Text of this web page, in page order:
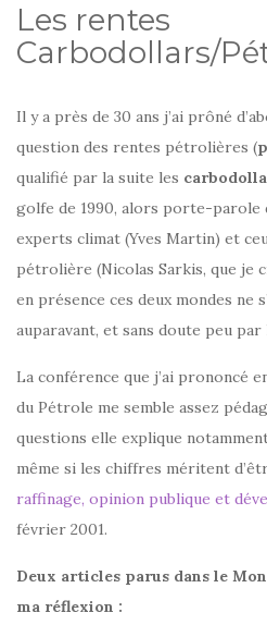
Les rentes
Carbodollars/
Il y a près de 30 ans j’ai prôné
question des rentes pétrolières (
qualifié par la suite les
golfe de 1990, alors porte-parole
experts climat (Yves Martin) et
pétrolière (Nicolas Sarkis, que je
en présence ces deux mondes ne
auparavant, et sans doute peu par
La conférence que j’ai prononcé
du Pétrole me semble assez
questions elle explique
même si les chiffres méritent
raffinage, opinion publique et
février 2001.
Deux articles parus dans le
ma réflexion :